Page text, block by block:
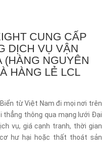
CUNG CẤP
DỊCH VỤ VẬN
(HÀNG NGUYÊN
HÀNG LẺ LCL
từ Việt Nam đi mọi nơi trên
thẳng thông qua mạng lưới Đại
vụ, giá cạnh tranh, thời gian
hư hại hoặc thất thoát sản